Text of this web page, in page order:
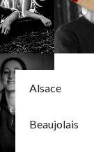
Alsace
Beaujolais